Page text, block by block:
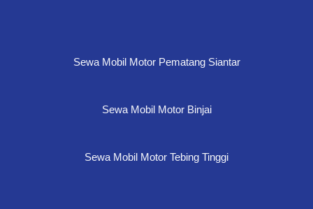
Sewa Mobil Motor Pematang Siantar
Sewa Mobil Motor Binjai
Sewa Mobil Motor Tebing Tinggi